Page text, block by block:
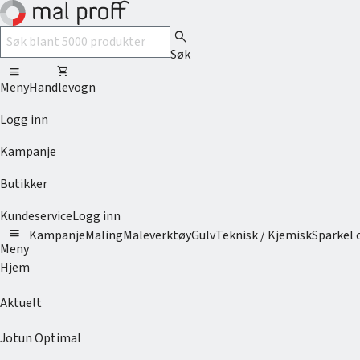
search
Søk
menu
Meny
shopping_cart
Handlevogn
Logg inn
Kampanje
Butikker
KundeserviceLogg inn
menu
Meny
KampanjeMalingMaleverktøyGulvTeknisk / KjemiskSparkel
Hjem
Aktuelt
Jotun Optimal